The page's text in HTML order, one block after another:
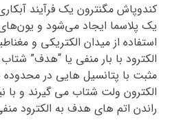
کندوپاش مگنترون یک فرآیند
یک پلاسما ایجاد می‌شود و یون‌های
استفاده از میدان الکتریکی و
الکترود با بار منفی یا “هدف”
مثبت با پتانسیل هایی در محدوده
الکترون ولت شتاب می گیرند و با
راندن اتم های هدف به الکترود